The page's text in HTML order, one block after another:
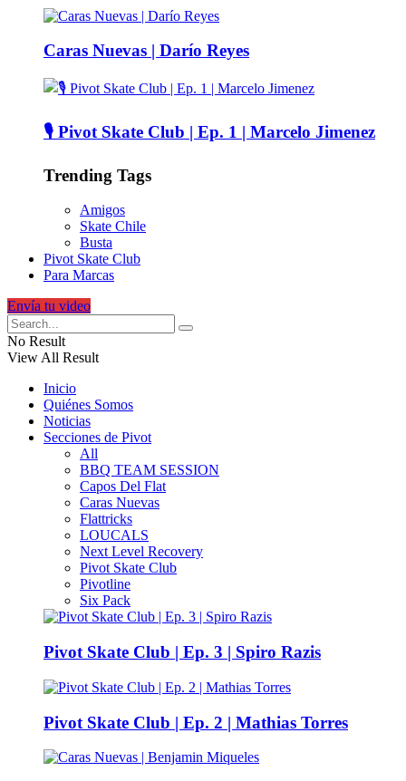
Caras Nuevas | Darío Reyes
🎙️ Pivot Skate Club | Ep. 1 | Marcelo Jimenez
Trending Tags
Amigos
Skate Chile
Busta
Pivot Skate Club
Para Marcas
Envía tu video
No Result
View All Result
Inicio
Quiénes Somos
Noticias
Secciones de Pivot
All
BBQ TEAM SESSION
Capos Del Flat
Caras Nuevas
Flattricks
LOUCALS
Next Level Recovery
Pivot Skate Club
Pivotline
Six Pack
Pivot Skate Club | Ep. 3 | Spiro Razis
Pivot Skate Club | Ep. 2 | Mathias Torres